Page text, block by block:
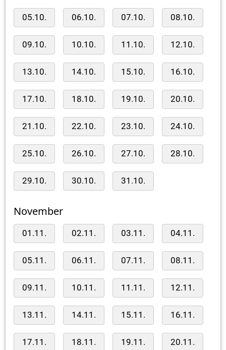
05.10. 06.10. 07.10. 08.10.
09.10. 10.10. 11.10. 12.10.
13.10. 14.10. 15.10. 16.10.
17.10. 18.10. 19.10. 20.10.
21.10. 22.10. 23.10. 24.10.
25.10. 26.10. 27.10. 28.10.
29.10. 30.10. 31.10.
November
01.11. 02.11. 03.11. 04.11.
05.11. 06.11. 07.11. 08.11.
09.11. 10.11. 11.11. 12.11.
13.11. 14.11. 15.11. 16.11.
17.11. 18.11. 19.11. 20.11.